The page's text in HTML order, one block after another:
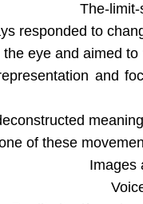
The-
responded to
representation and
of these